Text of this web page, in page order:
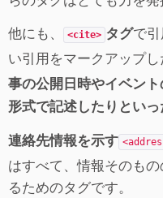
他にも、
<cite> タグで引
い引用をマークアップ
事の公開日時やイベン
形式で記述したりといっ
連絡先情報を示す
はすべて、情報そのも
るためのタグです。